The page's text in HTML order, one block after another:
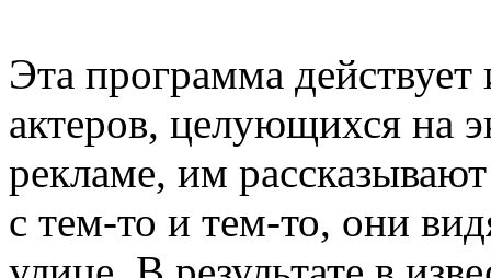
Эта программа
актеров, целующихся на
рекламе, им
с тем-то и тем-то, они